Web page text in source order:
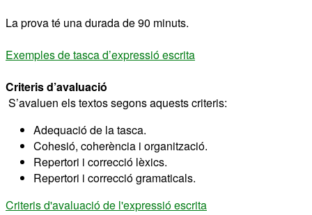
La prova té una durada de 90 minuts.
Exemples de tasca d’expressió escrita
Criteris d’avaluació
S’avaluen els textos segons aquests criteris:
Adequació de la tasca.
Cohesió, coherència i organització.
Repertori i correcció lèxics.
Repertori i correcció gramaticals.
Criteris d'avaluació de l'expressió escrita